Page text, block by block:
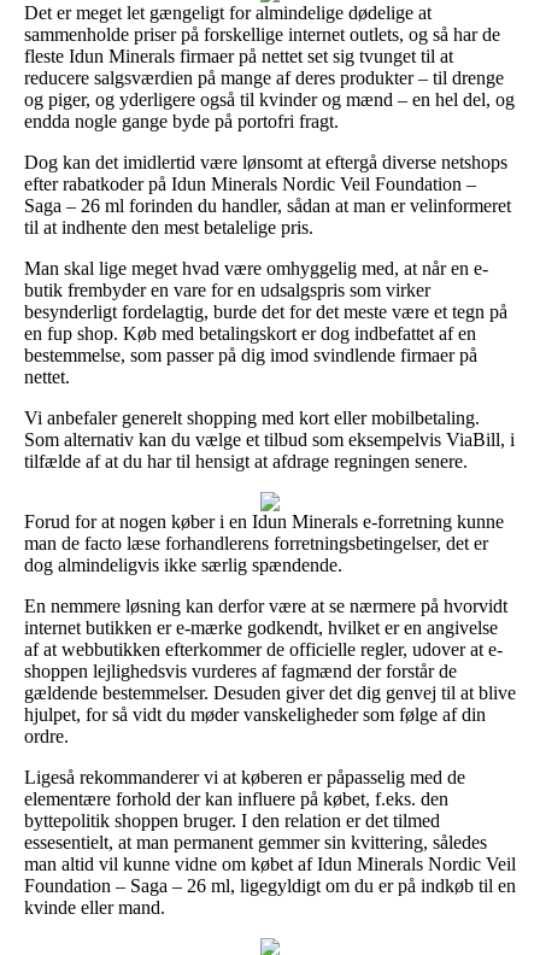
Det er meget let gængeligt for almindelige dødelige at
sammenholde priser på forskellige internet outlets, og så har de
fleste Idun Minerals firmaer på nettet set sig tvunget til at
reducere salgsværdien på mange af deres produkter – til drenge
og piger, og yderligere også til kvinder og mænd – en hel del, og
endda nogle gange byde på portofri fragt.
Dog kan det imidlertid være lønsomt at eftergå diverse netshops
efter rabatkoder på Idun Minerals Nordic Veil Foundation –
Saga – 26 ml forinden du handler, sådan at man er velinformeret
til at indhente den mest betalelige pris.
Man skal lige meget hvad være omhyggelig med, at når en e-
butik frembyder en vare for en udsalgspris som virker
besynderligt fordelagtig, burde det for det meste være et tegn på
en fup shop. Køb med betalingskort er dog indbefattet af en
bestemmelse, som passer på dig imod svindlende firmaer på
nettet.
Vi anbefaler generelt shopping med kort eller mobilbetaling.
Som alternativ kan du vælge et tilbud som eksempelvis ViaBill, i
tilfælde af at du har til hensigt at afdrage regningen senere.
Forud for at nogen køber i en Idun Minerals e-forretning kunne
man de facto læse forhandlerens forretningsbetingelser, det er
dog almindeligvis ikke særlig spændende.
En nemmere løsning kan derfor være at se nærmere på hvorvidt
internet butikken er e-mærke godkendt, hvilket er en angivelse
af at webbutikken efterkommer de officielle regler, udover at e-
shoppen lejlighedsvis vurderes af fagmænd der forstår de
gældende bestemmelser. Desuden giver det dig genvej til at blive
hjulpet, for så vidt du møder vanskeligheder som følge af din
ordre.
Ligeså rekommanderer vi at køberen er påpasselig med de
elementære forhold der kan influere på købet, f.eks. den
byttepolitik shoppen bruger. I den relation er det tilmed
essesentielt, at man permanent gemmer sin kvittering, således
man altid vil kunne vidne om købet af Idun Minerals Nordic Veil
Foundation – Saga – 26 ml, ligegyldigt om du er på indkøb til en
kvinde eller mand.